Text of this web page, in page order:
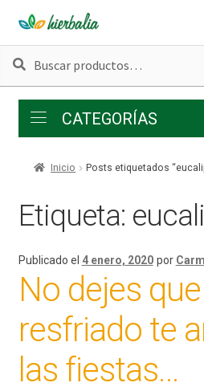
Ir
a
la
navegación
Ir
al
contenido
Buscar
Buscar
CATEGORÍAS
Inicio Posts etiquetados
Etiqueta:
Publicado el 4 enero, 2020 por
No dejes
resfriado te
las fiestas…